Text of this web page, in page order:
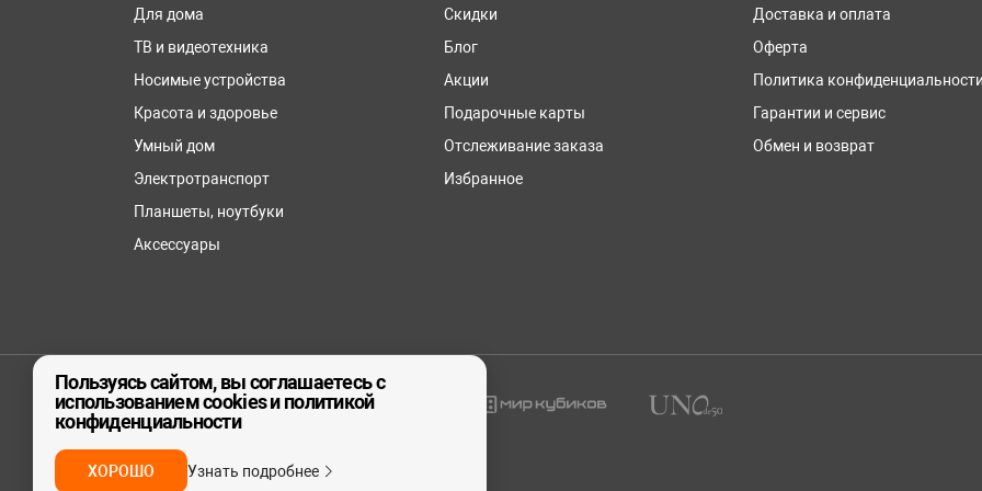
Для дома
ТВ и видеотехника
Носимые устройства
Красота и здоровье
Умный дом
Электротранспорт
Планшеты, ноутбуки
Аксессуары
Скидки
Блог
Акции
Подарочные карты
Отслеживание заказа
Избранное
Доставка и оплата
Оферта
Политика
Гарантии и сервис
Обмен и возврат
© ООО «реСтор», 2026
Пользуясь сайтом, вы соглашаетесь с
использованием cookies и политикой
конфиденциальности
ХОРОШО Узнать подробнее